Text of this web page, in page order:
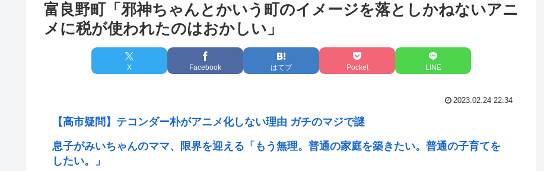
富良野町「邪神ちゃんとかいう町のイメージを落としかねないアニ
メに税が使われたのはおかしい」
X Facebook はてブ Pocket LINE
2023.02.24 22:34
【高市疑問】テコンダー朴がアニメ化しない理由 ガチのマジで謎
息子がみいちゃんのママ、限界を迎える「もう無理。普通の家庭を築きたい。普通の子育てを
したい。」